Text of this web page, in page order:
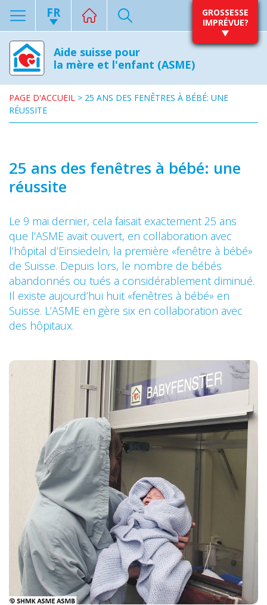
FR
GROSSESSE
IMPRÉVUE?
Aide suisse pour
la mère et l'enfant (ASME)
PAGE D'ACCUEIL > 25 ANS DES FENÊTRES À BÉBÉ: UNE
RÉUSSITE
25 ans des fenêtres à bébé: une
réussite
Le 9 mai dernier, cela faisait exactement 25 ans
que l’ASME avait ouvert, en collaboration avec
l’hôpital d’Einsiedeln, la première «fenêtre à bébé»
de Suisse. Depuis lors, le nombre de bébés
abandonnés ou tués a considérablement diminué.
Il existe aujourd’hui huit «fenêtres à bébé» en
Suisse. L’ASME en gère six en collaboration avec
des hôpitaux.